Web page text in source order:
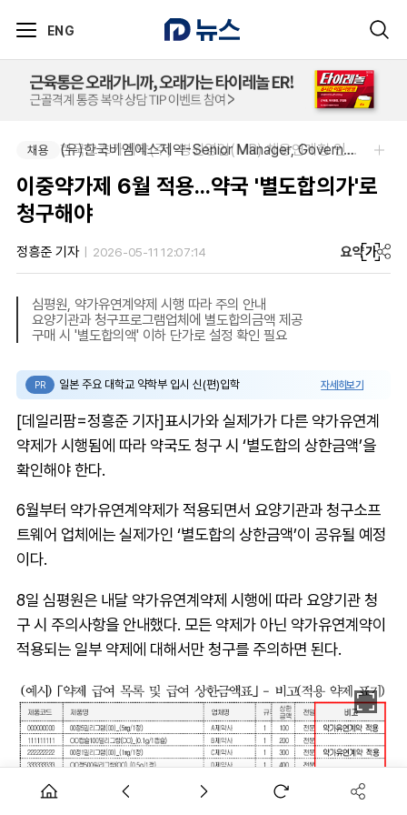
ENG
채용 한국오츠카제약(주)-병원영업(MR) 채용연계형 인턴(신입사원) 모집 공고
채용 (유)한국비엠에스제약-Senior Manager, Government Affairs & External Liaison (Permanent)
이중약가제 6월 적용...약국 '별도합의가'로
청구해야
정흥준 기자 2026-05-11 12:07:14 요약가
심평원, 약가유연계약제 시행 따라 주의 안내
요양기관과 청구프로그램업체에 별도합의금액 제공
구매 시 '별도합의액' 이하 단가로 설정 확인 필요
PR 일본 주요 대학교 약학부 입시 신(편)입학 자세히보기
[데일리팜=정흥준 기자]표시가와 실제가가 다른 약가유연계
약제가 시행됨에 따라 약국도 청구 시 ‘별도합의 상한금액’을
확인해야 한다.
6월부터 약가유연계약제가 적용되면서 요양기관과 청구소프
트웨어 업체에는 실제가인 ‘별도합의 상한금액’이 공유될 예정
이다.
8일 심평원은 내달 약가유연계약제 시행에 따라 요양기관 청
구 시 주의사항을 안내했다. 모든 약제가 아닌 약가유연계약이
적용되는 일부 약제에 대해서만 청구를 주의하면 된다.